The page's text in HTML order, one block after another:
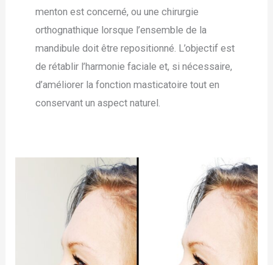
menton est concerné, ou une chirurgie
orthognathique lorsque l’ensemble de la
mandibule doit être repositionné. L’objectif est
de rétablir l’harmonie faciale et, si nécessaire,
d’améliorer la fonction masticatoire tout en
conservant un aspect naturel.